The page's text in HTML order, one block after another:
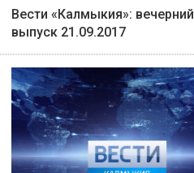
Вести «Калмыкия»: вечерний
выпуск 21.09.2017